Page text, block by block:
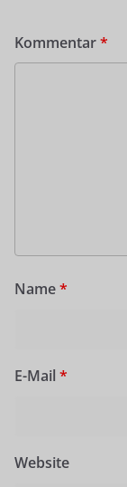
Kommentar*
Name*
E-Mail *
Website